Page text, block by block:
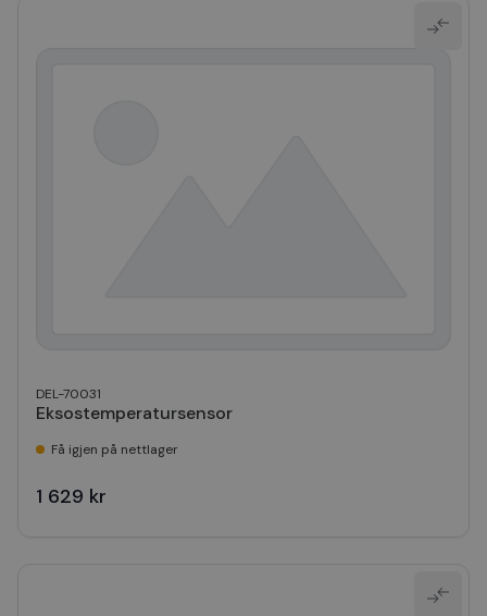
DEL-70031
Eksostemperatursensor
Få igjen på nettlager
1 629 kr